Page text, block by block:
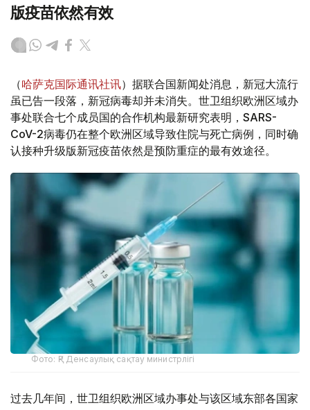
版疫苗依然有效
（哈萨克国际通讯社讯）据联合国新闻处消息，新冠大流行
虽已告一段落，新冠病毒却并未消失。世卫组织欧洲区域办
事处联合七个成员国的合作机构最新研究表明，SARS-
CoV-2病毒仍在整个欧洲区域导致住院与死亡病例，同时确
认接种升级版新冠疫苗依然是预防重症的最有效途径。
Фото: ҚР Денсаулық сақтау министрлігі
过去几年间，世卫组织欧洲区域办事处与该区域东部各国家